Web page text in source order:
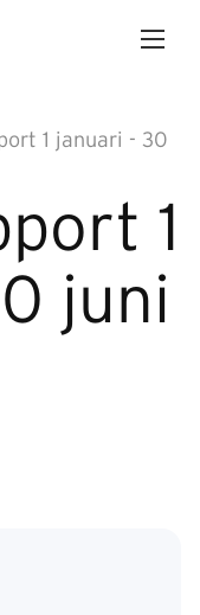
1 januari - 30
1
juni